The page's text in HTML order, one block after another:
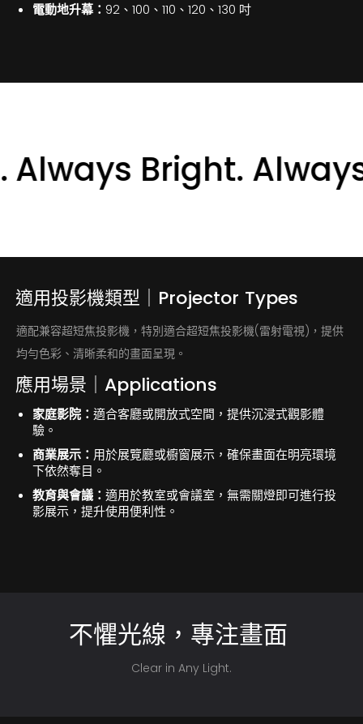
電動地升幕： 92、100、110、120、130 吋
Bright. Always
適用投影機類型｜Projector Types
適配兼容超短焦投影機，特別適合超短焦投影機(雷射電視)，提供
均勻色彩、清晰柔和的畫面呈現。
應用場景｜Applications
家庭影院： 適合客廳或開放式空間，提供沉浸式觀影體
驗。
商業展示： 用於展覽廳或櫥窗展示，確保畫面在明亮環境
下依然奪目。
教育與會議： 適用於教室或會議室，無需關燈即可進行投
影展示，提升使用便利性。
不懼光線，專注畫面
Clear in Any Light.